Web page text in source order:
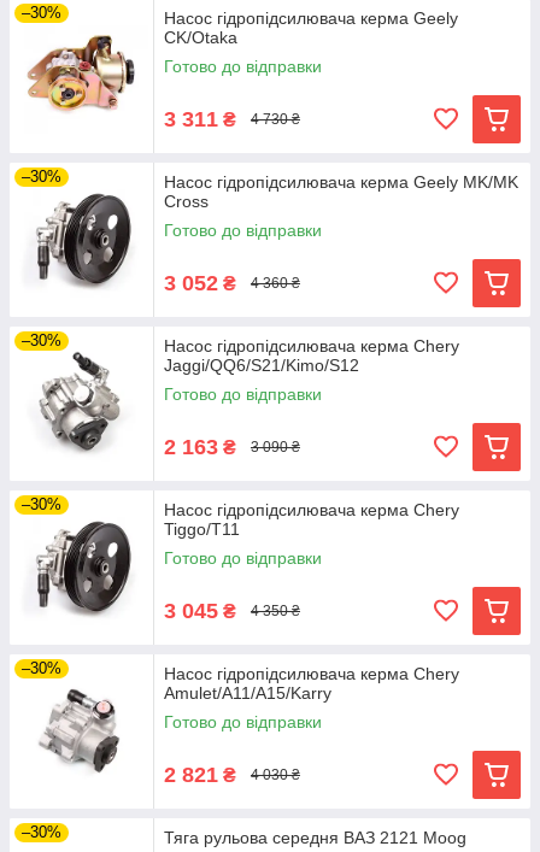
–30%
Насос гідропідсилювача керма Geely
CK/Otaka
Готово до відправки
3 311 ₴ 4 730 ₴
–30%
Насос гідропідсилювача керма Geely MK/MK
Cross
Готово до відправки
3 052 ₴ 4 360 ₴
–30%
Насос гідропідсилювача керма Chery
Jaggi/QQ6/S21/Kimo/S12
Готово до відправки
2 163 ₴ 3 090 ₴
–30%
Насос гідропідсилювача керма Chery
Tiggo/T11
Готово до відправки
3 045 ₴ 4 350 ₴
–30%
Насос гідропідсилювача керма Chery
Amulet/A11/A15/Karry
Готово до відправки
2 821 ₴ 4 030 ₴
–30%
Тяга рульова середня ВАЗ 2121 Moog